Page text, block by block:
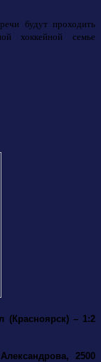
будут проходить
хоккейной семье
(Красноярск) – 1:2
2500